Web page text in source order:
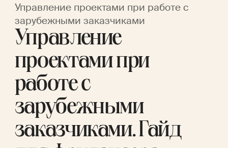
Управление проектами при работе с
зарубежными заказчиками
Управление
проектами при
работе с
зарубежными
заказчиками. Гайд